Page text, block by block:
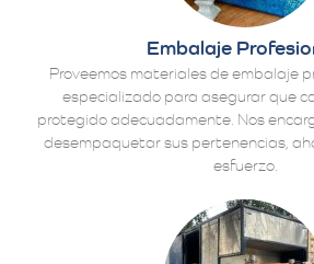
Embalaje
Proveemos materiales de embalaje
especializado para asegurar que
protegido adecuadamente. Nos
desempaquetar sus pertenencias,
esfuerzo.